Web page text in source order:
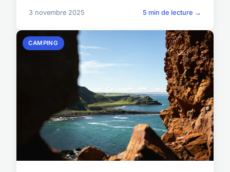
3 novembre 2025 5 min de lecture →
CAMPING